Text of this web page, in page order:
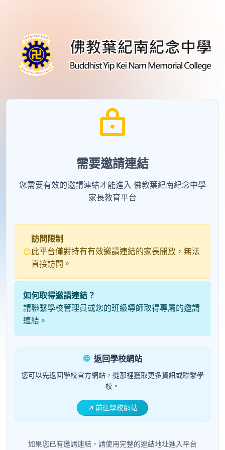
需要邀請連結
您需要有效的邀請連結才能進入 佛教葉紀南紀念中學
家長教育平台
訪問限制
此平台僅對持有有效邀請連結的家長開放，無法
直接訪問。
如何取得邀請連結？
請聯繫學校管理員或您的班級導師取得專屬的邀請
連結。
返回學校網站
您可以先返回學校官方網站，從那裡獲取更多資訊或聯繫學
校。
前往學校網站
如果您已有邀請連結，請使用完整的連結地址進入平台